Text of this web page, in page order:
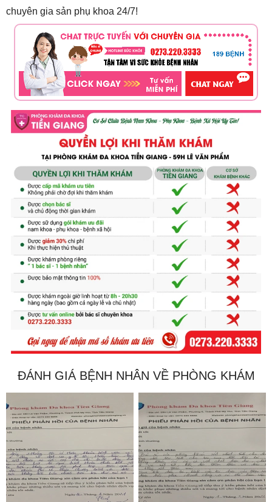
chuyên gia sản phụ khoa 24/7!
ĐÁNH GIÁ BỆNH NHÂN VỀ PHÒNG KHÁM